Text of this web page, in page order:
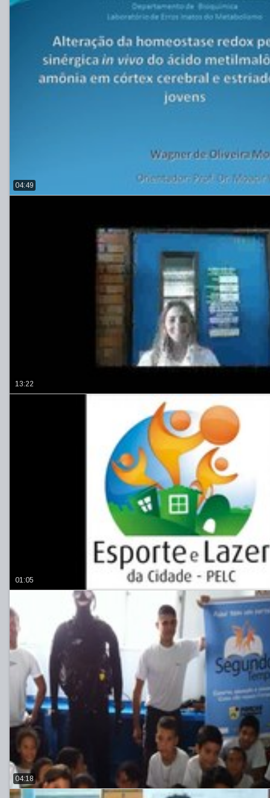
04:49
13:22
01:05
04:18